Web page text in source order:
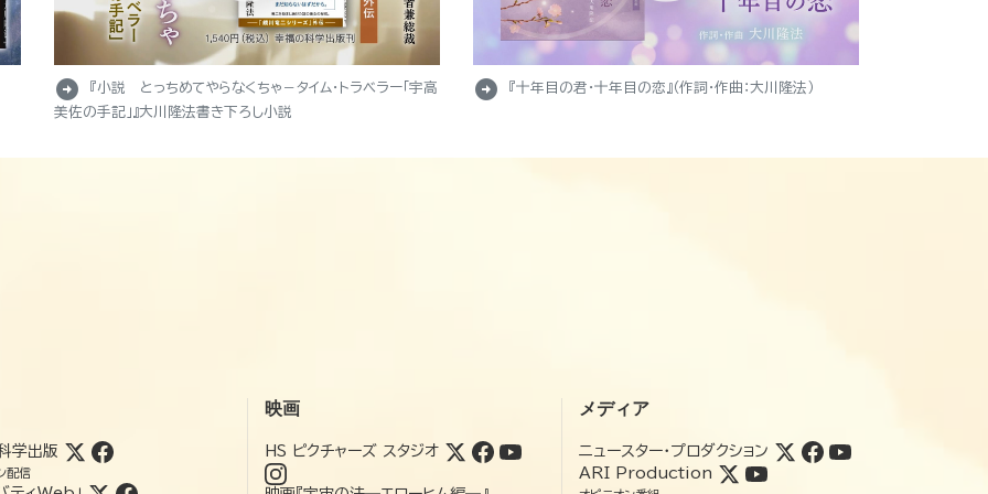
arrow_circle_right
『小説 とっちめてやらなくちゃ－タイム・トラベラー「宇高
美佐の手記」』大川隆法書き下ろし小説
arrow_circle_right 『十年目の君・十年目の恋』（作詞・作曲：大川隆法）
学出版
配信
映画
HS ピクチャーズ スタジオ
メディア
ニュースター・プロダクション
ARI Production